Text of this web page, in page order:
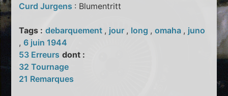
Curd Jurgens : Blumentritt
Tags : debarquement , jour , long ,omaha , juno
,6 juin 1944
53 Erreurs dont :
32 Tournage
21 Remarques